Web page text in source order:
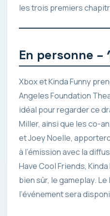
les trois premiers
En personne –
Xbox et Kinda Funny
Angeles Foundation
idéal pour regarder ce
Miller, ainsi que les co-
et Joey Noelle,
à l’émission avec la
Have Cool Friends,
bien sûr, le gameplay. Le
l’événement sera